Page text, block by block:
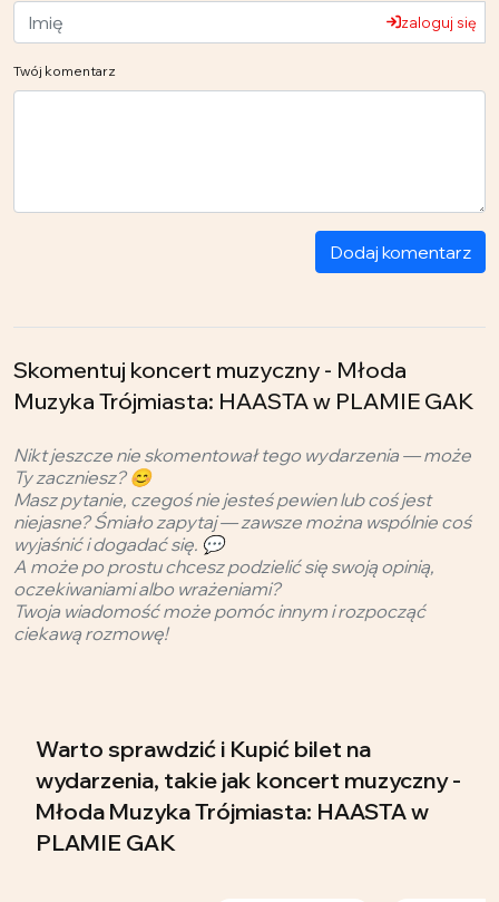
zaloguj się
Twój komentarz
Dodaj komentarz
Skomentuj koncert muzyczny - Młoda
Muzyka Trójmiasta: HAASTA w PLAMIE GAK
Nikt jeszcze nie skomentował tego wydarzenia — może
Ty zaczniesz? 😊
Masz pytanie, czegoś nie jesteś pewien lub coś jest
niejasne? Śmiało zapytaj — zawsze można wspólnie coś
wyjaśnić i dogadać się. 💬
A może po prostu chcesz podzielić się swoją opinią,
oczekiwaniami albo wrażeniami?
Twoja wiadomość może pomóc innym i rozpocząć
ciekawą rozmowę!
Warto sprawdzić i Kupić bilet na
wydarzenia, takie jak koncert muzyczny -
Młoda Muzyka Trójmiasta: HAASTA w
PLAMIE GAK